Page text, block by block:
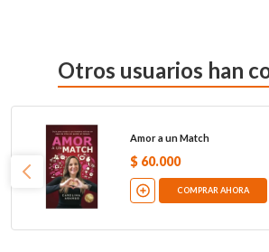
Otros usuarios han
Amor a un Match
$ 60.000
COMPRAR AHORA